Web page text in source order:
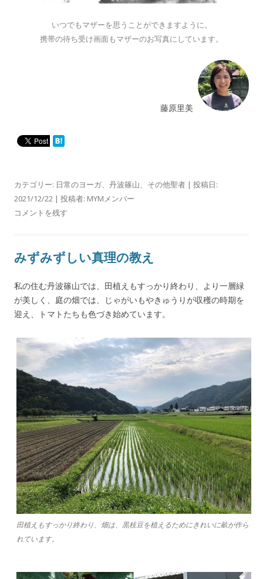
いつでもマザーを思うことができますように。
携帯の待ち受け画面もマザーのお写真にしています。
藤原里美
カテゴリー: 日常のヨーガ、 丹波篠山、 その他聖者 | 投稿日:
2021/12/22 | 投稿者: MYMメンバー
コメントを残す
みずみずしい真理の教え
私の住む丹波篠山では、田植えもすっかり終わり、より一層緑
が美しく、庭の畑では、じゃがいもやきゅうりが収穫の時期を
迎え、トマトたちも色づき始めています。
田植えもすっかり終わり、畑は、黒枝豆を植えるためにきれいに畝が作ら
れています。